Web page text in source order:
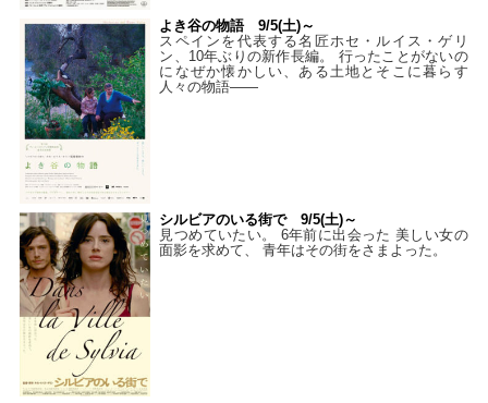
よき谷の物語 9/5(土)～
スペインを代表する名匠ホセ・ルイス・ゲリ
ン、10年ぶりの新作長編。 行ったことがないの
になぜか懐かしい、ある土地とそこに暮らす
人々の物語――
シルビアのいる街で 9/5(土)～
見つめていたい。 6年前に出会った 美しい女の
面影を求めて、 青年はその街をさまよった。